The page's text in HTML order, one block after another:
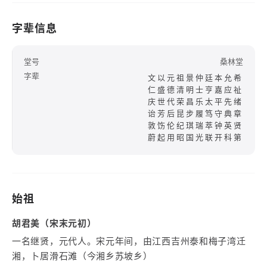
字辈信息
堂号
桑林堂
字辈
文以元祖景仲廷本允希
仁盛德清明士亨嘉应祉
庆世代荣昌乐太平先绪
诒芳后昆步履笃守典章
敦饬伦纪琪瑞萃钟英贤
蔚起用昭国光联开科第
始祖
胡君美（宋末元初）
一名继贤，元代人。宋元年间，由江西吉州泰和梅子湾迁
湘，卜居滑石滩（今湘乡苏坡乡）